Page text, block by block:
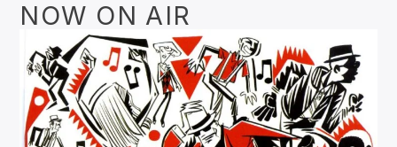
NOW ON AIR